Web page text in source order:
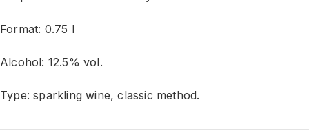
Format: 0.75 l
Alcohol: 12.5% vol.
Type: sparkling wine, classic method.